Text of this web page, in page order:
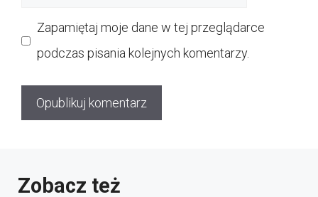
Zapamiętaj moje dane w tej przeglądarce
podczas pisania kolejnych komentarzy.
Zobacz też